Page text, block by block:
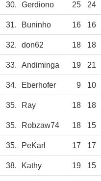
30. Gerdiono 25 24
31. Buninho 16 16
32. don62 18 18
33. Andiminga 19 21
34. Eberhofer 9 10
35. Ray 18 18
35. Robzaw74 18 15
35. PeKarl 17 17
38. Kathy 19 15